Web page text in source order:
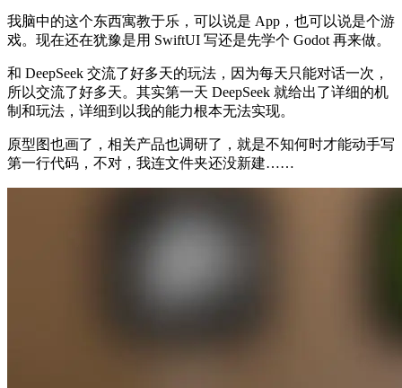
我脑中的这个东西寓教于乐，可以说是 App，也可以说是个游
戏。现在还在犹豫是用 SwiftUI 写还是先学个 Godot 再来做。
和 DeepSeek 交流了好多天的玩法，因为每天只能对话一次，
所以交流了好多天。其实第一天 DeepSeek 就给出了详细的机
制和玩法，详细到以我的能力根本无法实现。
原型图也画了，相关产品也调研了，就是不知何时才能动手写
第一行代码，不对，我连文件夹还没新建……